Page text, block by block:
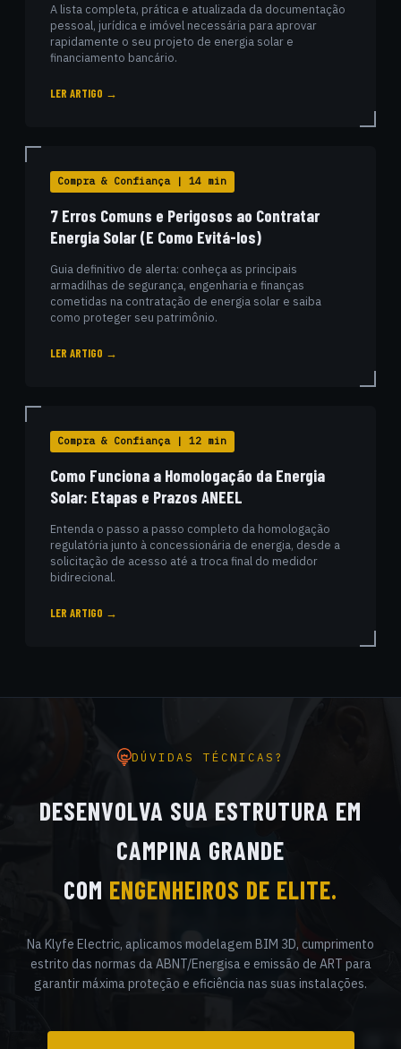
A lista completa, prática e atualizada da documentação
pessoal, jurídica e imóvel necessária para aprovar
rapidamente o seu projeto de energia solar e
financiamento bancário.
LER ARTIGO →
Compra & Confiança | 14 min
7 Erros Comuns e Perigosos ao Contratar
Energia Solar (E Como Evitá-los)
Guia definitivo de alerta: conheça as principais
armadilhas de segurança, engenharia e finanças
cometidas na contratação de energia solar e saiba
como proteger seu patrimônio.
LER ARTIGO →
Compra & Confiança | 12 min
Como Funciona a Homologação da Energia
Solar: Etapas e Prazos ANEEL
Entenda o passo a passo completo da homologação
regulatória junto à concessionária de energia, desde a
solicitação de acesso até a troca final do medidor
bidirecional.
LER ARTIGO →
DÚVIDAS TÉCNICAS?
DESENVOLVA SUA ESTRUTURA EM
CAMPINA GRANDE
COM ENGENHEIROS DE ELITE.
Na Klyfe Electric, aplicamos modelagem BIM 3D, cumprimento
estrito das normas da ABNT/Energisa e emissão de ART para
garantir máxima proteção e eficiência nas suas instalações.